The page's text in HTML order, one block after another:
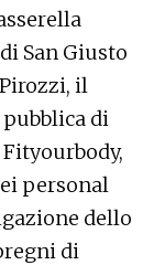
San Giusto
il
di
personal
dello
di